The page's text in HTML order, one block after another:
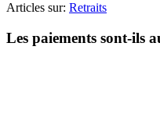
Articles sur: Retraits
Les paiements sont-ils